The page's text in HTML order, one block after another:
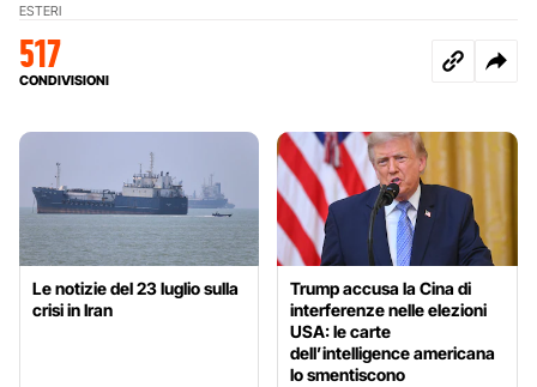
ESTERI
517
CONDIVISIONI
Le notizie del 23 luglio sulla
crisi in Iran
Trump accusa la Cina di
interferenze nelle elezioni
USA: le carte
dell’intelligence americana
lo smentiscono